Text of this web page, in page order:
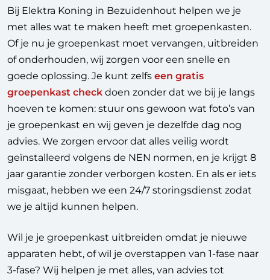
Bij Elektra Koning in Bezuidenhout helpen we je
met alles wat te maken heeft met groepenkasten.
Of je nu je groepenkast moet vervangen, uitbreiden
of onderhouden, wij zorgen voor een snelle en
goede oplossing. Je kunt zelfs een gratis
groepenkast check doen zonder dat we bij je langs
hoeven te komen: stuur ons gewoon wat foto’s van
je groepenkast en wij geven je dezelfde dag nog
advies. We zorgen ervoor dat alles veilig wordt
geïnstalleerd volgens de NEN normen, en je krijgt 8
jaar garantie zonder verborgen kosten. En als er iets
misgaat, hebben we een 24/7 storingsdienst zodat
we je altijd kunnen helpen.
Wil je je groepenkast uitbreiden omdat je nieuwe
apparaten hebt, of wil je overstappen van 1-fase naar
3-fase? Wij helpen je met alles, van advies tot